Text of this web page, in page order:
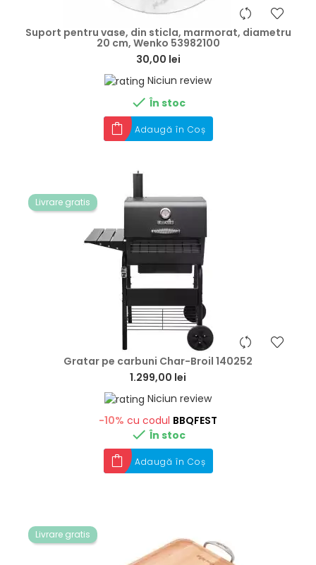
Suport pentru vase, din sticla, marmorat, diametru
20 cm, Wenko 53982100
30,00 lei
Niciun review
 În stoc
Adaugă în Coș
Livrare gratis
Gratar pe carbuni Char-Broil 140252
1.299,00 lei
Niciun review
-10% cu codul BBQFEST
 În stoc
Adaugă în Coș
Livrare gratis